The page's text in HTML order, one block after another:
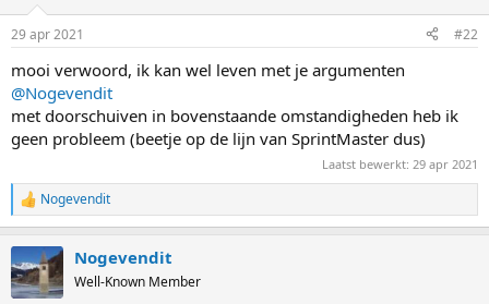
s
29 apr 2021 #22
mooi verwoord, ik kan wel leven met je argumenten
@Nogevendit
met doorschuiven in bovenstaande omstandigheden heb ik
geen probleem (beetje op de lijn van SprintMaster dus)
Laatst bewerkt: 29 apr 2021
R
e
c
t
i
Nogevendit
Nogevendit
Well-Known Member